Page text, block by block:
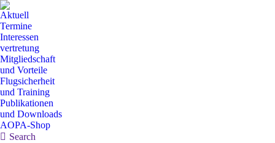
Aktuell
Termine
Interessen
vertretung
Mitgliedschaft
und Vorteile
Flugsicherheit
und Training
Publikationen
und Downloads
AOPA-Shop
Search:
Search